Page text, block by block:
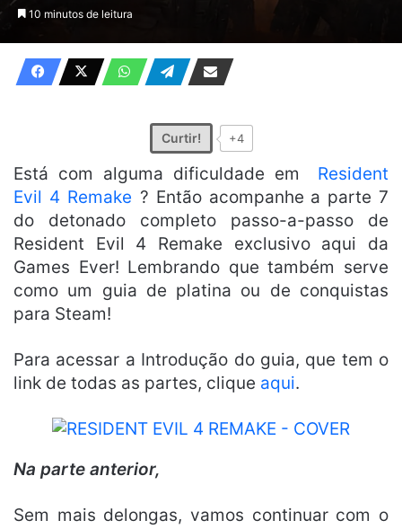
10 minutos de leitura
Curtir! +4
Está com alguma dificuldade em
Resident
Evil 4 Remake ? Então acompanhe a parte 7
do detonado completo passo-a-passo de
Resident Evil 4 Remake exclusivo aqui da
Games Ever! Lembrando que também serve
como um guia de platina ou de conquistas
para Steam!
Para acessar a Introdução do guia, que tem o
link de todas as partes, clique aqui.
Na parte anterior,
Sem mais delongas, vamos continuar com o